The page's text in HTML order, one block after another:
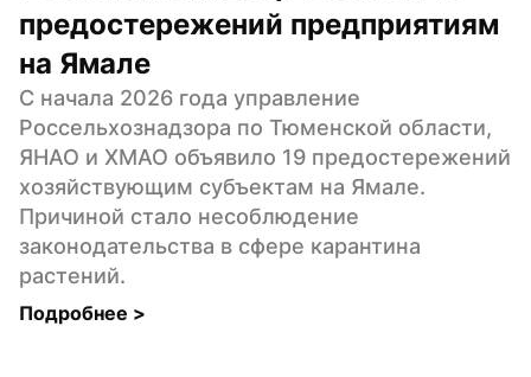
предостережений предприятиям
на Ямале
С начала 2026 года управление
Россельхознадзора по Тюменской области,
ЯНАО и ХМАО объявило 19 предостережений
хозяйствующим субъектам на Ямале.
Причиной стало несоблюдение
законодательства в сфере карантина
растений.
Подробнее >